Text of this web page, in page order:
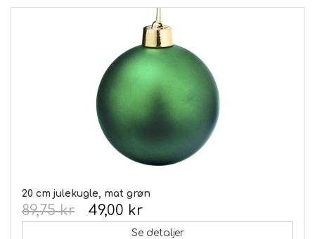
20 cm julekugle, mat grøn
49,00 kr
89,75 kr
Se detaljer